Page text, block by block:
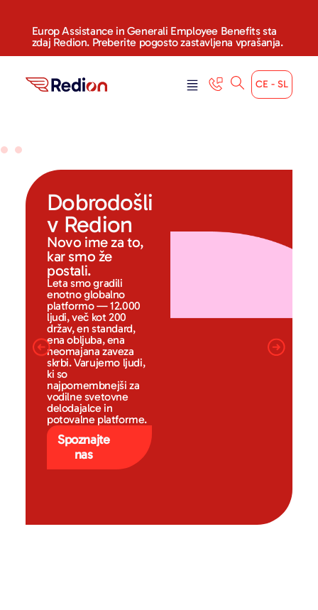
Europ Assistance in Generali Employee Benefits sta
zdaj Redion. Preberite pogosto zastavljena vprašanja.
CE - SL
Dobrodošli
v Redion
Novo ime za to,
kar smo že
postali.
Leta smo gradili
enotno globalno
platformo — 12.000
ljudi, več kot 200
držav, en standard,
ena obljuba, ena
neomajana zaveza
skrbi. Varujemo ljudi,
ki so
najpomembnejši za
vodilne svetovne
delodajalce in
potovalne platforme.
Spoznajte
nas